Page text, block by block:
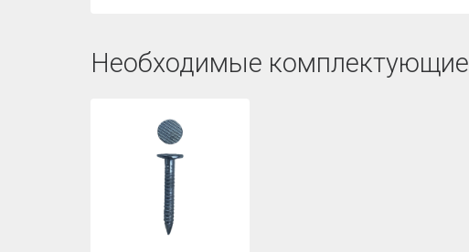
Необходимые комплектующие